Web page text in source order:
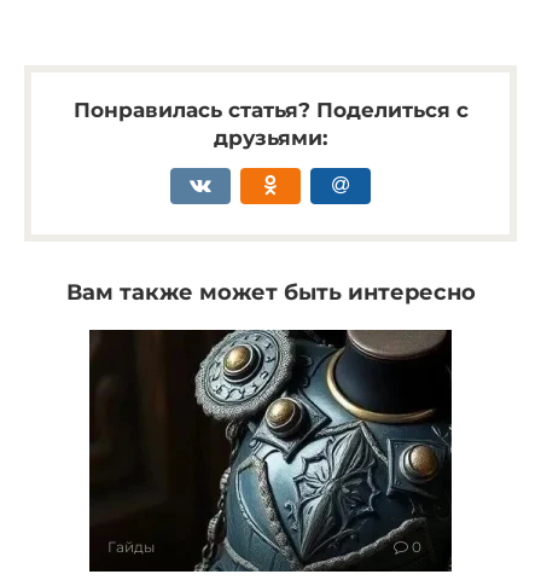
Понравилась статья? Поделиться с
друзьями:
Вам также может быть интересно
Гайды 0